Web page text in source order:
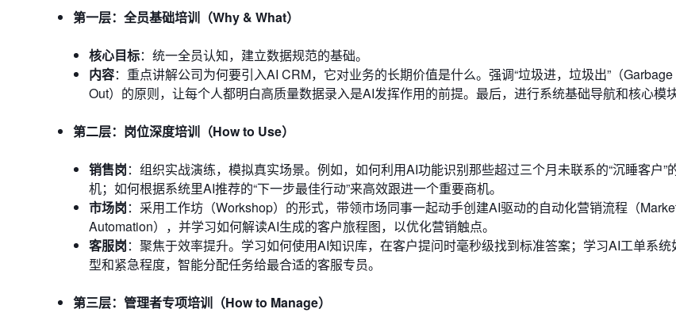
第一层：全员基础培训（Why & What）
核心目标：统一全员认知，建立数据规范的基础。
内容：重点讲解公司为何要引入AI CRM，它对业务的长期价值是什么。强调“垃圾进，垃圾出”（
Out）的原则，让每个人都明白高质量数据录入是AI发挥作用的前提。最后，进行系统基础导航和核心模
第二层：岗位深度培训（How to Use）
销售岗：组织实战演练，模拟真实场景。例如，如何利用AI功能识别那些超过三个月未联系的“沉睡客户”
机；如何根据系统里AI推荐的“下一步最佳行动”来高效跟进一个重要商机。
市场岗：采用工作坊（Workshop）的形式，带领市场同事一起动手创建AI驱动的自动化营销流程（
Automation），并学习如何解读AI生成的客户旅程图，以优化营销触点。
客服岗：聚焦于效率提升。学习如何使用AI知识库，在客户提问时毫秒级找到标准答案；学习AI工单系统
型和紧急程度，智能分配任务给最合适的客服专员。
第三层：管理者专项培训（How to Manage）